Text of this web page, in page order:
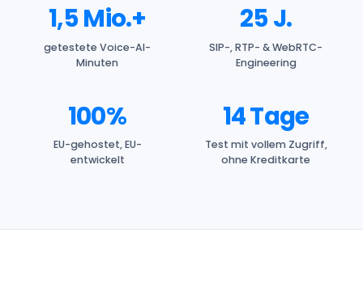
1,5 Mio.+
getestete Voice-AI-
Minuten
25 J.
SIP-, RTP- & WebRTC-
Engineering
100%
EU-gehostet, EU-
entwickelt
14 Tage
Test mit vollem Zugriff,
ohne Kreditkarte